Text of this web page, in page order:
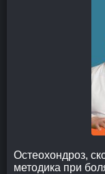
Остеохондроз,
методика при